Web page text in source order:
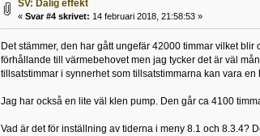
SV: Dålig effekt
« Svar #4 skrivet: 14 februari 2018, 21:58:53 »
Det stämmer, den har gått ungefär 42000 timmar vilket
förhållande till värmebehovet men jag tycker det är väl
tillsatstimmar i synnerhet som tillsatstimmarna kan vara en
Jag har också en lite väl klen pump. Den går ca 4100
Vad är det för inställning av tiderna i meny 8.1 och 8.3.4?